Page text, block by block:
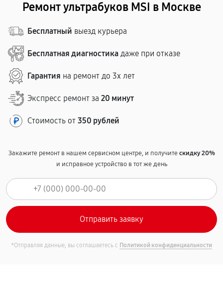
Ремонт ультрабуков MSI в Москве
Бесплатный выезд курьера
Бесплатная диагностика даже при отказе
Гарантия на ремонт до 3х лет
Экспресс ремонт за 20 минут
Стоимость от 350 рублей
Закажите ремонт в нашем сервисном центре, и получитескидку 20%
и исправное устройство в тот же день
*Отправляя данные, вы соглашаетесь с Политикой конфиденциальности